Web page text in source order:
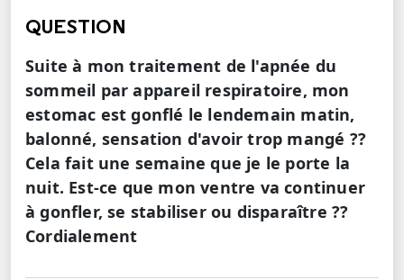
QUESTION
Suite à mon traitement de l'apnée du
sommeil par appareil respiratoire, mon
estomac est gonflé le lendemain matin,
balonné, sensation d'avoir trop mangé ??
Cela fait une semaine que je le porte la
nuit. Est-ce que mon ventre va continuer
à gonfler, se stabiliser ou disparaître ??
Cordialement